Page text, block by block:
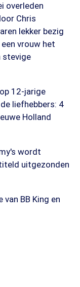
overleden
Chris
lekker bezig
vrouw het
stevige
12-jarige
liefhebbers: 4
Holland
wordt
uitgezonden
BB King en